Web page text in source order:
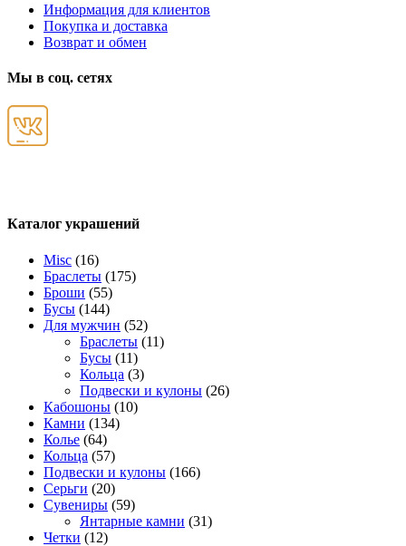
Информация для клиентов
Покупка и доставка
Возврат и обмен
Мы в соц. сетях
Каталог украшений
Misc (16)
Браслеты (175)
Броши (55)
Бусы (144)
Для мужчин (52)
Браслеты (11)
Бусы (11)
Кольца (3)
Подвески и кулоны (26)
Кабошоны (10)
Камни (134)
Колье (64)
Кольца (57)
Подвески и кулоны (166)
Серьги (20)
Сувениры (59)
Янтарные камни (31)
Четки (12)